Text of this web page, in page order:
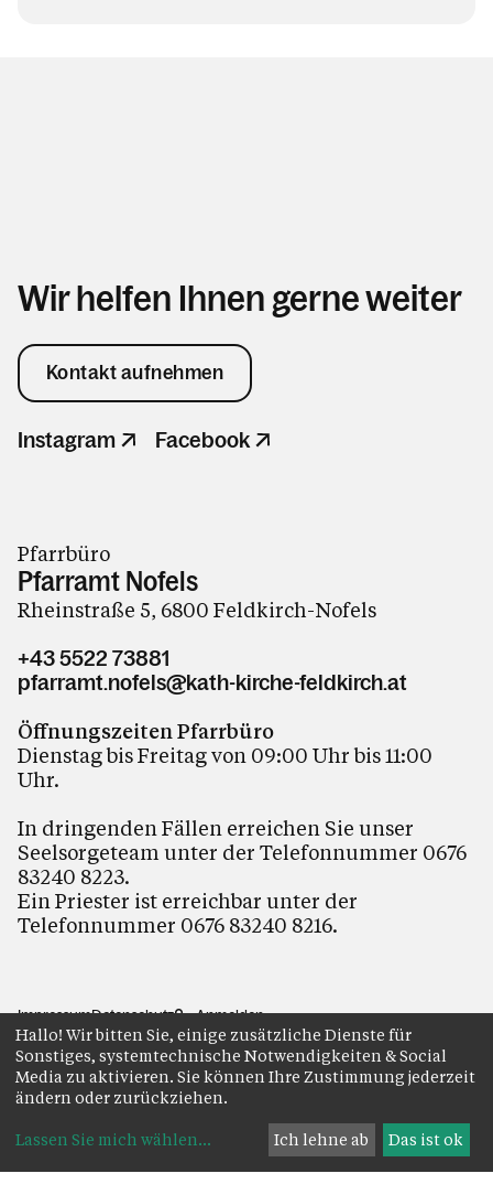
Wir helfen Ihnen gerne weiter
Kontakt aufnehmen
Instagram Facebook
Pfarrbüro
Pfarramt Nofels
Rheinstraße 5, 6800 Feldkirch-Nofels
+43 5522 73881
pfarramt.nofels@kath-kirche-feldkirch.at
Öffnungszeiten Pfarrbüro
Dienstag bis Freitag von 09:00 Uhr bis 11:00
Uhr.
In dringenden Fällen erreichen Sie unser
Seelsorgeteam unter der Telefonnummer 0676
83240 8223.
Ein Priester ist erreichbar unter der
Telefonnummer 0676 83240 8216.
ImpressumDatenschutz Anmelden
Hallo! Wir bitten Sie, einige zusätzliche Dienste für
Sonstiges, systemtechnische Notwendigkeiten & Social
Media zu aktivieren. Sie können Ihre Zustimmung jederzeit
ändern oder zurückziehen.
Lassen Sie mich wählen... Ich lehne ab Das ist ok